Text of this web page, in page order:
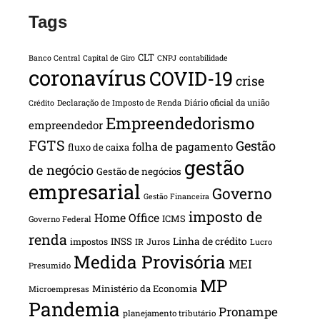
Tags
Banco Central Capital de Giro CLT CNPJ contabilidade
coronavírusCOVID-19 crise
Crédito Declaração de Imposto de Renda Diário oficial da união
empreendedor Empreendedorismo
FGTS fluxo de caixa folha de pagamento Gestão
de negócio Gestão de negócios gestão
empresarial Gestão Financeira Governo
Governo Federal Home Office ICMS imposto de
renda impostos INSS IR Juros Linha de crédito Lucro
Presumido Medida Provisória MEI
Microempresas Ministério da Economia MP
Pandemia planejamento tributário Pronampe